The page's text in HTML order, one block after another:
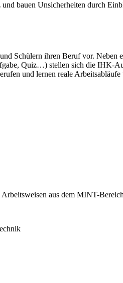
bauen Unsicherheiten durch
Schülern ihren Beruf vor.
Quiz…) stellen sich die IHK-
und lernen reale
aus dem MINT-Bereich